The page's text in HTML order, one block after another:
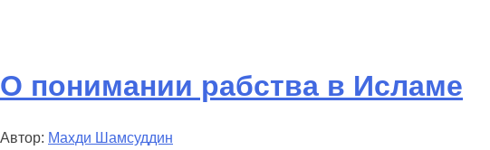
О понимании рабства в Исламе
Автор: Махди Шамсуддин